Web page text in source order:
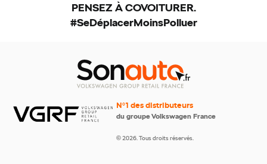
PENSEZ À COVOITURER.
#SeDéplacerMoinsPolluer
N°1 des distributeurs
du groupe Volkswagen France
© 2026. Tous droits réservés.